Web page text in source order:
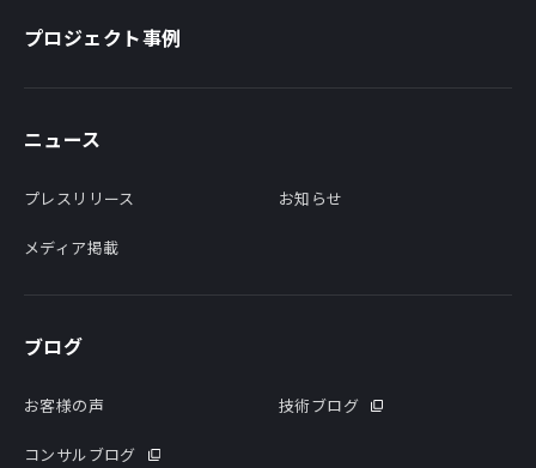
プロジェクト事例
ニュース
プレスリリース お知らせ
メディア掲載
ブログ
お客様の声 技術ブログ
コンサルブログ